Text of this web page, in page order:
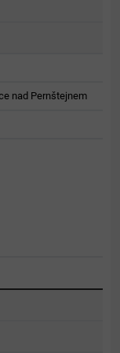
nad Pernštejnem